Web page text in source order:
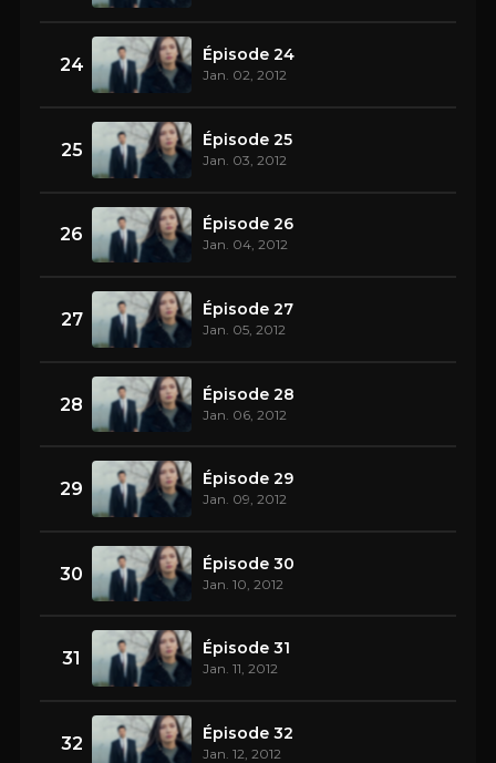
24 Épisode 24
Jan. 02, 2012
25 Épisode 25
Jan. 03, 2012
26 Épisode 26
Jan. 04, 2012
27 Épisode 27
Jan. 05, 2012
28 Épisode 28
Jan. 06, 2012
29 Épisode 29
Jan. 09, 2012
30 Épisode 30
Jan. 10, 2012
31 Épisode 31
Jan. 11, 2012
32 Épisode 32
Jan. 12, 2012